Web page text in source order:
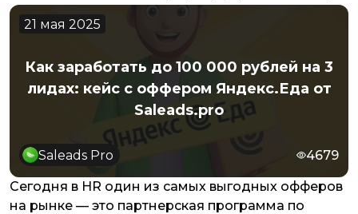
21 мая 2025
Как заработать до 100 000 рублей на 3
лидах: кейс с оффером Яндекс.Еда от
Saleads.pro
Saleads Pro 4679
Сегодня в HR один из самых выгодных офферов
на рынке — это партнерская программа по